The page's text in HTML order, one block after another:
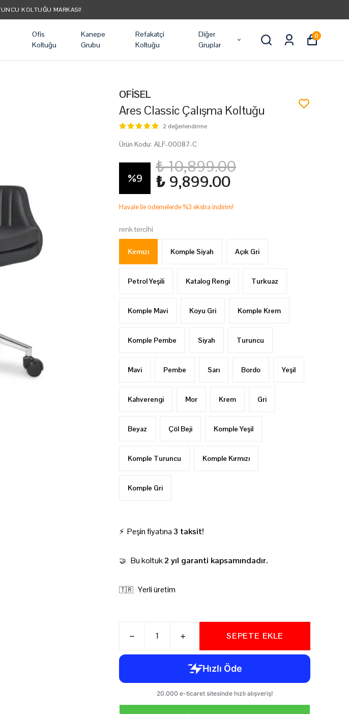
Ofis
Koltuğu
Kanepe
Grubu
Refakatçi
Koltuğu
Diğer
Gruplar
0
OFİSEL
Ares Classic Çalışma Koltuğu
2 değerlendirme
Ürün Kodu: ALF-00087-C
%9
₺ 10,899.00
₺ 9,899.00
Havale ile ödemelerde %3 ekstra indirim!
renk tercihi
Kırmızı Komple Siyah Açık Gri
Petrol Yeşili Katalog Rengi Turkuaz
Komple Mavi Koyu Gri Komple Krem
Komple Pembe Siyah Turuncu
Mavi Pembe Sarı Bordo Yeşil
Kahverengi Mor Krem Gri
Beyaz Çöl Beji Komple Yeşil
Komple Turuncu Komple Kırmızı
Komple Gri
⚡ Peşin fiyatına 3 taksit!
🤝 Bu koltuk2 yıl garanti kapsamındadır.
🇹🇷 Yerli üretim
SEPETE EKLE